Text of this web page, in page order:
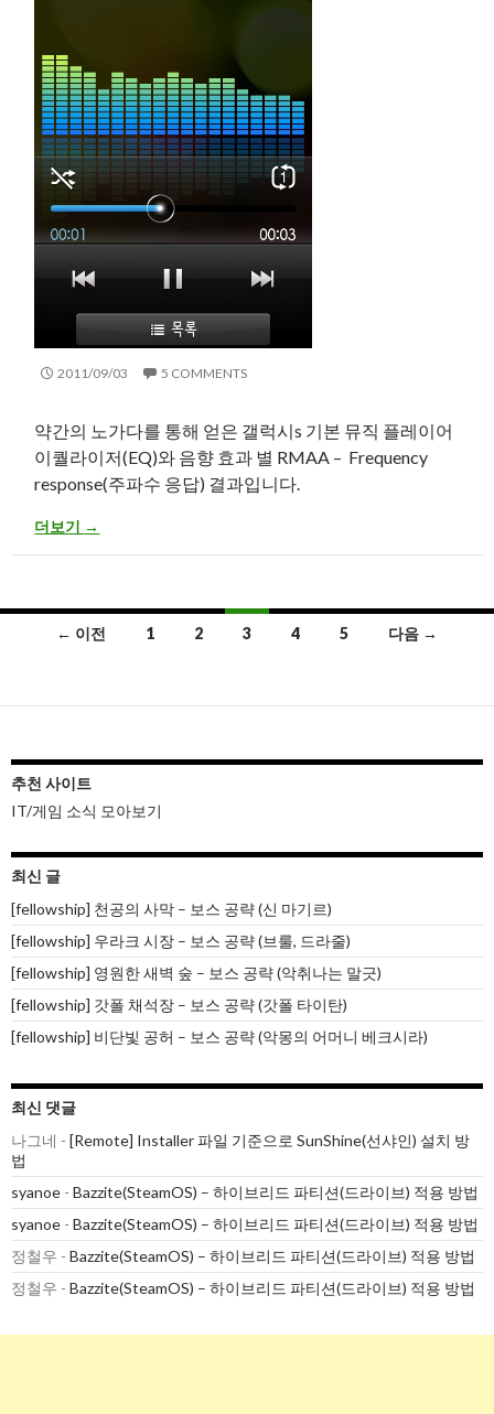
2011/09/03 5 COMMENTS
약간의 노가다를 통해 얻은 갤럭시s 기본 뮤직 플레이어
이퀄라이저(EQ)와 음향 효과 별 RMAA – Frequency
response(주파수 응답) 결과입니다.
갤럭시s 기본 뮤직플레이어 이퀄라이저(EQ), 음향 효과별 RMAA 결
더보기 →
비
이
션
← 이전 1 2 3 4 5 다음 →
추천 사이트
IT/게임 소식 모아보기
최신 글
[fellowship] 천공의 사막 – 보스 공략 (신 마기르)
[fellowship] 우라크 시장 – 보스 공략 (브룰, 드라줄)
[fellowship] 영원한 새벽 숲 – 보스 공략 (악취나는 말긋)
[fellowship] 갓폴 채석장 – 보스 공략 (갓폴 타이탄)
[fellowship] 비단빛 공허 – 보스 공략 (악몽의 어머니 베크시라)
최신 댓글
나그네 - [Remote] Installer 파일 기준으로 SunShine(선샤인) 설치 방
법
syanoe - Bazzite(SteamOS) – 하이브리드 파티션(드라이브) 적용 방법
syanoe - Bazzite(SteamOS) – 하이브리드 파티션(드라이브) 적용 방법
정철우 - Bazzite(SteamOS) – 하이브리드 파티션(드라이브) 적용 방법
정철우 - Bazzite(SteamOS) – 하이브리드 파티션(드라이브) 적용 방법